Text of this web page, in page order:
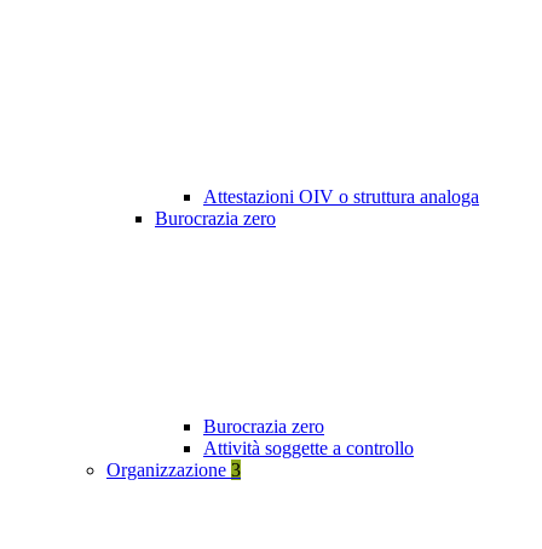
Attestazioni OIV o struttura analoga
Burocrazia zero
Burocrazia zero
Attività soggette a controllo
Organizzazione 3